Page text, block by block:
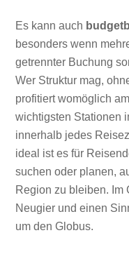
Es kann auch
besonders wenn
getrennter Buchung
Wer Struktur mag,
profitiert womöglich
wichtigsten Stationen
innerhalb jedes
ideal ist es für
suchen oder planen,
Region zu bleiben. Im
Neugier und einen
um den Globus.